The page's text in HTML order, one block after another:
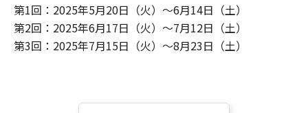
第1回：2025年5月20日（火）～6月14日（土）
第2回：2025年6月17日（火）～7月12日（土）
第3回：2025年7月15日（火）～8月23日（土）